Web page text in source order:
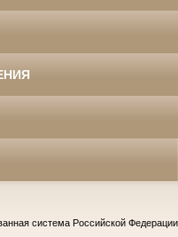
система Российской